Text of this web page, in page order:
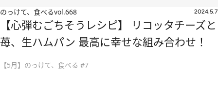
のっけて、食べるvol.668 2024.5.7
【心弾むごちそうレシピ】 リコッタチーズと
苺、生ハムパン 最高に幸せな組み合わせ！
【5月】のっけて、食べる #7